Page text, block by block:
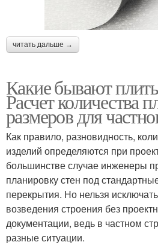
читать дальше →
Какие бывают
Расчет количества
размеров для
Как правило, разновидность,
изделий определяются при
большинстве случае инженеры
планировку стен под
перекрытия. Но нельзя
возведения строения без
документации, ведь в частном
разные ситуации.